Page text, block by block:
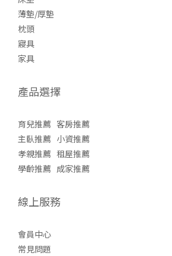
薄墊/厚墊
枕頭
寢具
家具
產品選擇
育兒推薦 客房推薦
主臥推薦 小資推薦
孝親推薦 租屋推薦
學齡推薦 成家推薦
線上服務
會員中心
常見問題